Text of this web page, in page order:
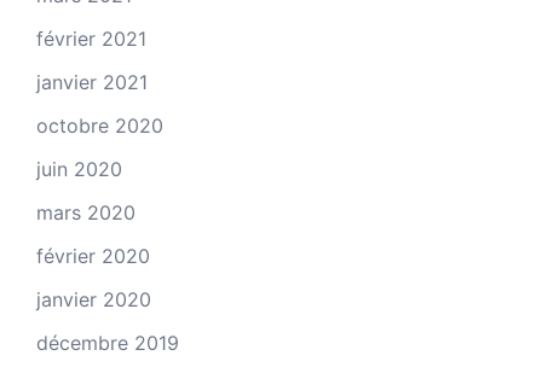
février 2021
janvier 2021
octobre 2020
juin 2020
mars 2020
février 2020
janvier 2020
décembre 2019